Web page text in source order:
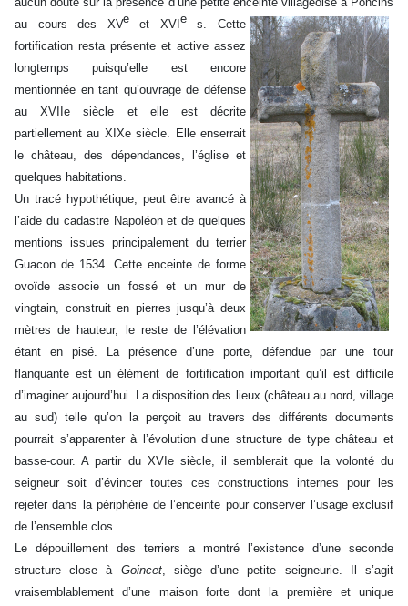
au cours des XVeet XVI es. Cette
fortification resta présente et active assez
longtemps puisqu’elle est encore
mentionnée en tant qu’ouvrage de défense
au XVIIe siècle et elle est décrite
partiellement au XIXe siècle. Elle enserrait
le château, des dépendances, l’église et
quelques habitations.
Un tracé hypothétique, peut être avancé à
l’aide du cadastre Napoléon et de quelques
mentions issues principalement du terrier
Guacon de 1534. Cette enceinte de forme
ovoïde associe un fossé et un mur de
vingtain, construit en pierres jusqu’à deux
mètres de hauteur, le reste de l’élévation
étant en pisé. La présence d’une porte, défendue par une tour
flanquante est un élément de fortification important qu’il est difficile
d’imaginer aujourd’hui. La disposition des lieux (château au nord, village
au sud) telle qu’on la perçoit au travers des différents documents
pourrait s’apparenter à l’évolution d’une structure de type château et
basse-cour. A partir du XVIe siècle, il semblerait que la volonté du
seigneur soit d’évincer toutes ces constructions internes pour les
rejeter dans la périphérie de l’enceinte pour conserver l’usage exclusif
de l’ensemble clos.
Le dépouillement des terriers a montré l’existence d’une seconde
structure close à Goincet, siège d’une petite seigneurie. Il s’agit
vraisemblablement d’une maison forte dont la première et unique